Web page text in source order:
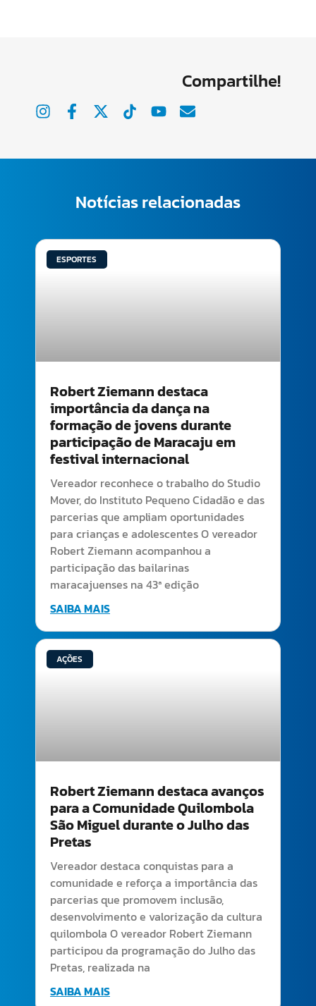
Compartilhe!
Notícias relacionadas
ESPORTES
Robert Ziemann destaca
importância da dança na
formação de jovens durante
participação de Maracaju em
festival internacional
Vereador reconhece o trabalho do Studio
Mover, do Instituto Pequeno Cidadão e das
parcerias que ampliam oportunidades
para crianças e adolescentes O vereador
Robert Ziemann acompanhou a
participação das bailarinas
maracajuenses na 43ª edição
SAIBA MAIS
AÇÕES
Robert Ziemann destaca avanços
para a Comunidade Quilombola
São Miguel durante o Julho das
Pretas
Vereador destaca conquistas para a
comunidade e reforça a importância das
parcerias que promovem inclusão,
desenvolvimento e valorização da cultura
quilombola O vereador Robert Ziemann
participou da programação do Julho das
Pretas, realizada na
SAIBA MAIS